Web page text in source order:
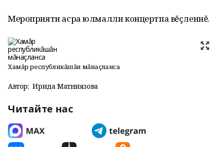
Мероприяти асра юлмалли концертпа вĕçленнĕ.
Хамăр республикăшăн мăнаçланса
Автор: Ирида Матниязова
Читайте нас